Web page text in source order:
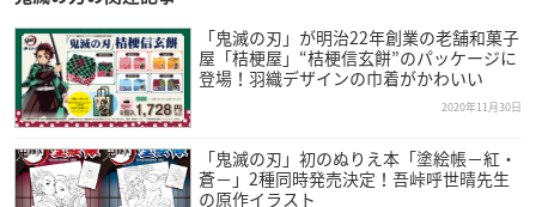
「鬼滅の刃」が明治22年創業の老舗和菓子
屋「桔梗屋」“桔梗信玄餅”のパッケージに
登場！羽織デザインの巾着がかわいい
2020年11月30日
「鬼滅の刃」初のぬりえ本「塗絵帳−紅・
蒼−」2種同時発売決定！吾峠呼世晴先生
の原作イラスト